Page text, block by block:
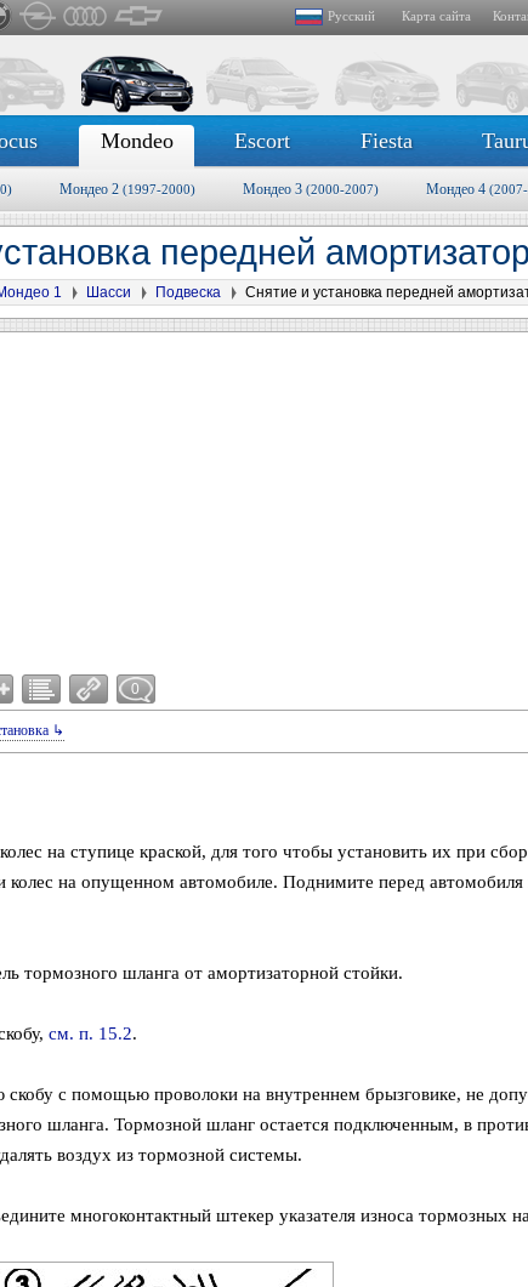
Русский Карта сайта
Mondeo Escort Fiesta
Мондео 2 (1997-2000) Мондео 3 (2000-2007) Мондео 4
передней
1 Шасси Подвеска Снятие и установка передней
0
↳
на ступице краской, для того чтобы установить их при
колес на опущенном автомобиле. Поднимите перед автомобиля
тормозного шланга от амортизаторной стойки.
см. п. 15.2.
с помощью проволоки на внутреннем брызговике, не
шланга. Тормозной шланг остается подключенным, в
воздух из тормозной системы.
многоконтактный штекер указателя износа тормозных